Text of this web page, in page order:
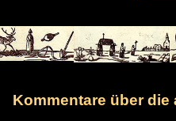
Kommentare über